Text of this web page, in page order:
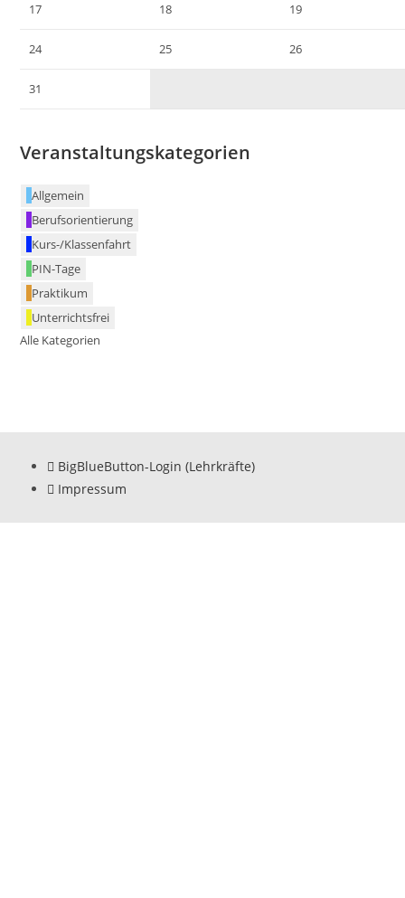
17 18 19
24 25 26
31
Veranstaltungskategorien
Allgemein
Berufsorientierung
Kurs-/Klassenfahrt
PIN-Tage
Praktikum
Unterrichtsfrei
Alle Kategorien
BigBlueButton-Login (Lehrkräfte)
Impressum